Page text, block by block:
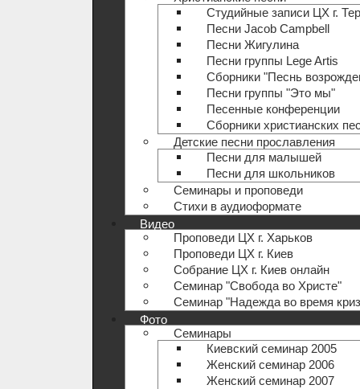
Студийные записи ЦХ г.
Песни Jacob Campbell
Песни Жигулина
Песни группы Lege Artis
Сборники "Песнь
Песни группы "Это мы"
Песенные конференции
Сборники христианских
Детские песни прославления
Песни для малышей
Песни для школьников
Семинары и проповеди
Стихи в аудиоформате
Видео
Проповеди ЦХ г. Харьков
Проповеди ЦХ г. Киев
Собрание ЦХ г. Киев онлайн
Семинар "Свобода во Христе"
Семинар "Надежда во время
Фото
Семинары
Киевский семинар 2005
Женский семинар 2006
Женский семинар 2007